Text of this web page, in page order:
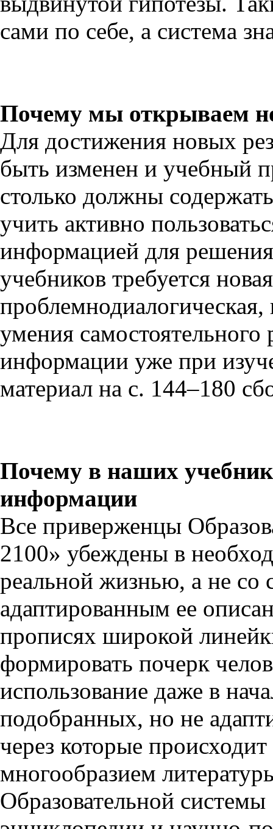
сами по себе, а система
Почему мы открываем
Для достижения новых
быть изменен и учебный
столько должны
учить активно
информацией для
учебников требуется
проблемнодиалогическая,
умения
информации уже при
материал на с. 144–180
Почему в наших
информации
Все приверженцы
2100» убеждены в
реальной жизнью, а не со
адаптированным ее
прописях широкой
формировать почерк
использование даже в
подобранных, но не
через которые
многообразием
Образовательной